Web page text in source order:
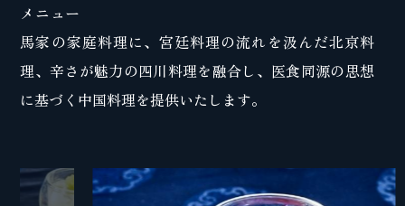
メニュー
馬家の家庭料理に、宮廷料理の流れを汲んだ北京料
理、辛さが魅力の四川料理を融合し、医食同源の思想
に基づく中国料理を提供いたします。